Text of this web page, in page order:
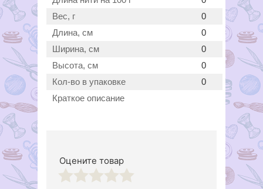
Вес, г
0
Длина, см
0
Ширина, см
0
Высота, см
0
Кол-во в упаковке
0
Краткое описание
Оцените товар